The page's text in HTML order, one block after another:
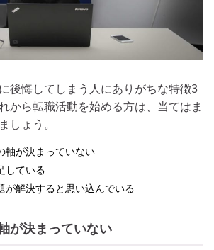
後悔してしまう人にありがちな特徴3
から転職活動を始める方は、当てはま
しょう。
軸が決まっていない
している
が解決すると思い込んでいる
が決まっていない